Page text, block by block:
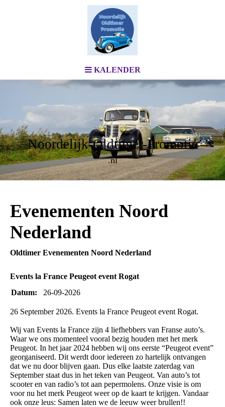
KALENDER
Noordelijk-Oldtimer-Promotie
.nl
Evenementen Noord
Nederland
Oldtimer Evenementen Noord Nederland
Events la France Peugeot event Rogat
Datum:
26-09-2026
26 September 2026. Events la France Peugeot event Rogat.
Wij van Events la France zijn 4 liefhebbers van Franse auto’s.
Waar we ons momenteel vooral bezig houden met het merk
Peugeot. In het jaar 2024 hebben wij ons eerste “Peugeot event”
georganiseerd. Dit werdt door iedereen zo hartelijk ontvangen
dat we nu door blijven gaan. Dus elke laatste zaterdag van
September staat dus in het teken van Peugeot. Van auto’s tot
scooter en van radio’s tot aan pepermolens. Onze visie is om
voor nu het merk Peugeot weer op de kaart te krijgen. Vandaar
ook onze leus: Samen laten we de leeuw weer brullen!!